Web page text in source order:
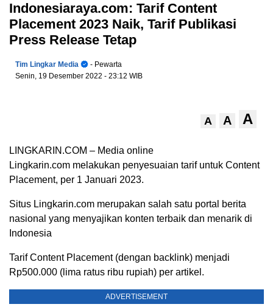
Indonesiaraya.com: Tarif Content
Placement 2023 Naik, Tarif Publikasi
Press Release Tetap
Tim Lingkar Media
- Pewarta
Senin, 19 Desember 2022 - 23:12 WIB
A A A
LINGKARIN.COM – Media online
Lingkarin.com melakukan penyesuaian tarif untuk Content
Placement, per 1 Januari 2023.
Situs Lingkarin.com merupakan salah satu portal berita
nasional yang menyajikan konten terbaik dan menarik di
Indonesia
Tarif Content Placement (dengan backlink) menjadi
Rp500.000 (lima ratus ribu rupiah) per artikel.
ADVERTISEMENT